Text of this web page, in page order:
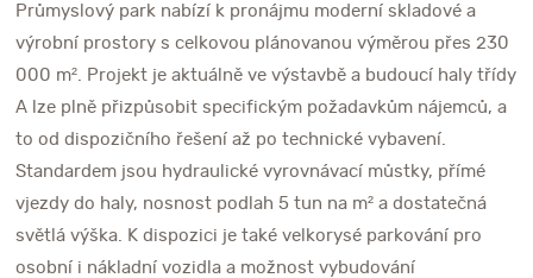
Průmyslový park nabízí k pronájmu moderní skladové a
výrobní prostory s celkovou plánovanou výměrou přes 230
000 m². Projekt je aktuálně ve výstavbě a budoucí haly třídy
A lze plně přizpůsobit specifickým požadavkům nájemců, a
to od dispozičního řešení až po technické vybavení.
Standardem jsou hydraulické vyrovnávací můstky, přímé
vjezdy do haly, nosnost podlah 5 tun na m² a dostatečná
světlá výška. K dispozici je také velkorysé parkování pro
osobní i nákladní vozidla a možnost vybudování